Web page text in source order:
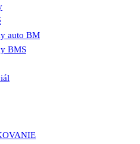
auto BM
BMS